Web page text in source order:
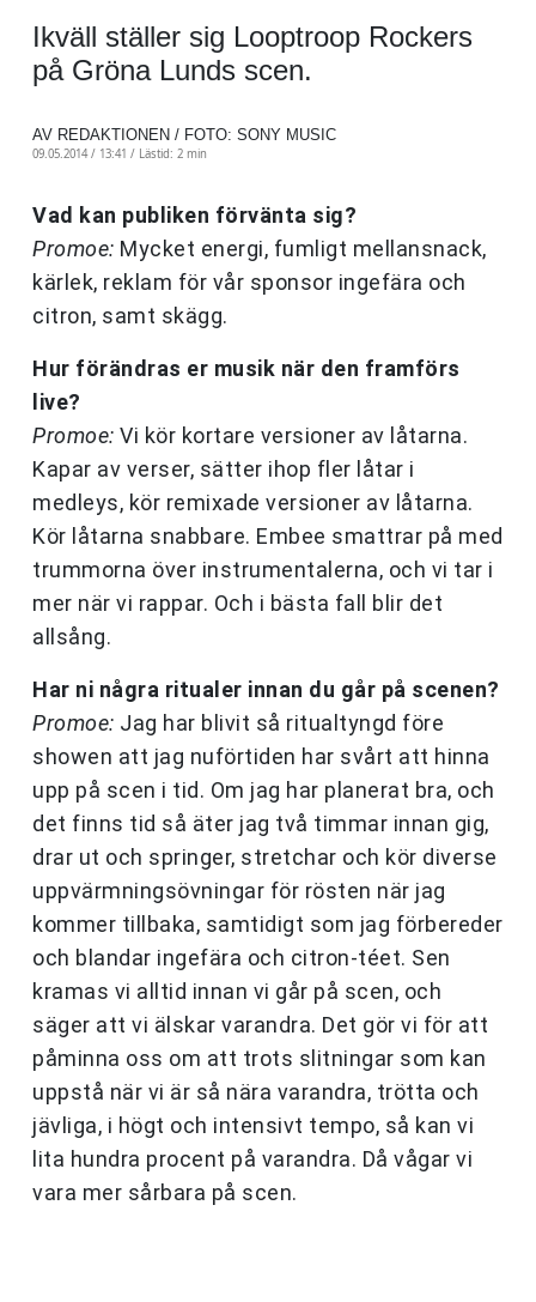
Ikväll ställer sig Looptroop Rockers
på Gröna Lunds scen.
AV REDAKTIONEN / FOTO: SONY MUSIC
09.05.2014 / 13:41 / Lästid: 2 min
Vad kan publiken förvänta sig?
Promoe: Mycket energi, fumligt mellansnack,
kärlek, reklam för vår sponsor ingefära och
citron, samt skägg.
Hur förändras er musik när den framförs
live?
Promoe: Vi kör kortare versioner av låtarna.
Kapar av verser, sätter ihop fler låtar i
medleys, kör remixade versioner av låtarna.
Kör låtarna snabbare. Embee smattrar på med
trummorna över instrumentalerna, och vi tar i
mer när vi rappar. Och i bästa fall blir det
allsång.
Har ni några ritualer innan du går på scenen?
Promoe: Jag har blivit så ritualtyngd före
showen att jag nuförtiden har svårt att hinna
upp på scen i tid. Om jag har planerat bra, och
det finns tid så äter jag två timmar innan gig,
drar ut och springer, stretchar och kör diverse
uppvärmningsövningar för rösten när jag
kommer tillbaka, samtidigt som jag förbereder
och blandar ingefära och citron-téet. Sen
kramas vi alltid innan vi går på scen, och
säger att vi älskar varandra. Det gör vi för att
påminna oss om att trots slitningar som kan
uppstå när vi är så nära varandra, trötta och
jävliga, i högt och intensivt tempo, så kan vi
lita hundra procent på varandra. Då vågar vi
vara mer sårbara på scen.